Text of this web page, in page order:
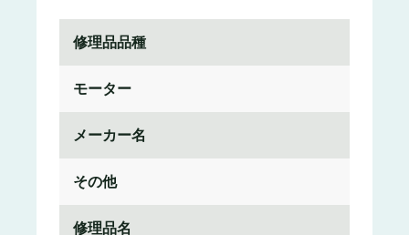
修理品品種
モーター
メーカー名
その他
修理品名